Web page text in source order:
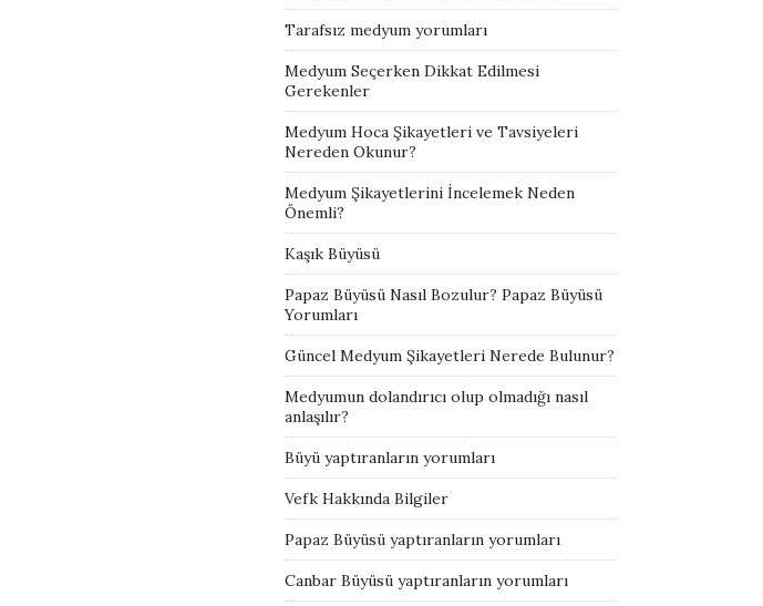
Tarafsız medyum yorumları
Medyum Seçerken Dikkat Edilmesi
Gerekenler
Medyum Hoca Şikayetleri ve Tavsiyeleri
Nereden Okunur?
Medyum Şikayetlerini İncelemek Neden
Önemli?
Kaşık Büyüsü
Papaz Büyüsü Nasıl Bozulur? Papaz Büyüsü
Yorumları
Güncel Medyum Şikayetleri Nerede Bulunur?
Medyumun dolandırıcı olup olmadığı nasıl
anlaşılır?
Büyü yaptıranların yorumları
Vefk Hakkında Bilgiler
Papaz Büyüsü yaptıranların yorumları
Canbar Büyüsü yaptıranların yorumları